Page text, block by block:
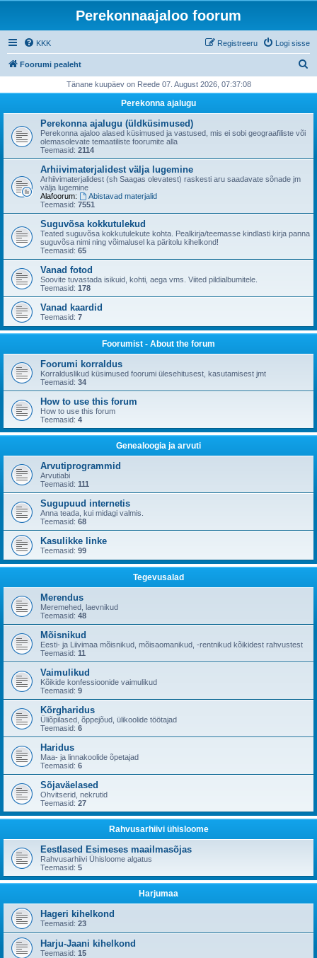
Perekonnaajaloo foorum
KKK Logi sisse
Registreeru
Foorumi pealeht
i
Tänane kuupäev on Reede 07. August 2026, 07:37:08
Perekonna ajalugu
Perekonna ajalugu (üldküsimused)
Perekonna ajaloo alased küsimused ja vastused, mis ei sobi geograafiliste või
olemasolevate temaatiliste foorumite alla
Teemasid: 2114
Arhiivimaterjalidest välja lugemine
Arhiivimaterjalidest (sh Saagas olevatest) raskesti aru saadavate sõnade jm
välja lugemine
Alafoorum:
Abistavad materjalid
Teemasid: 7551
Suguvõsa kokkutulekud
Teated suguvõsa kokkutulekute kohta. Pealkirja/teemasse kindlasti kirja panna
suguvõsa nimi ning võimalusel ka päritolu kihelkond!
Teemasid: 65
Vanad fotod
Soovite tuvastada isikuid, kohti, aega vms. Viited pildialbumitele.
Teemasid: 178
Vanad kaardid
Teemasid: 7
Foorumist - About the forum
Foorumi korraldus
Korralduslikud küsimused foorumi ülesehitusest, kasutamisest jmt
Teemasid: 34
How to use this forum
How to use this forum
Teemasid: 4
Genealoogia ja arvuti
Arvutiprogrammid
Arvutiabi
Teemasid: 111
Sugupuud internetis
Anna teada, kui midagi valmis.
Teemasid: 68
Kasulikke linke
Teemasid: 99
Tegevusalad
Merendus
Meremehed, laevnikud
Teemasid: 48
Mõisnikud
Eesti- ja Liivimaa mõisnikud, mõisaomanikud, -rentnikud kõikidest rahvustest
Teemasid: 11
Vaimulikud
Kõikide konfessioonide vaimulikud
Teemasid: 9
Kõrgharidus
Üliõpilased, õppejõud, ülikoolide töötajad
Teemasid: 6
Haridus
Maa- ja linnakoolide õpetajad
Teemasid: 6
Sõjaväelased
Ohvitserid, nekrutid
Teemasid: 27
Rahvusarhiivi ühisloome
Eestlased Esimeses maailmasõjas
Rahvusarhiivi Ühisloome algatus
Teemasid: 5
Harjumaa
Hageri kihelkond
Teemasid: 23
Harju-Jaani kihelkond
Teemasid: 15